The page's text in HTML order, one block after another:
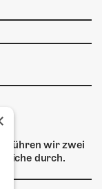
führen wir zwei
durch.